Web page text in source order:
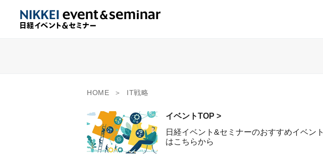
HOME IT戦略
イベントTOP >
日経イベント&セミナーのおすすめイベント
はこちらから